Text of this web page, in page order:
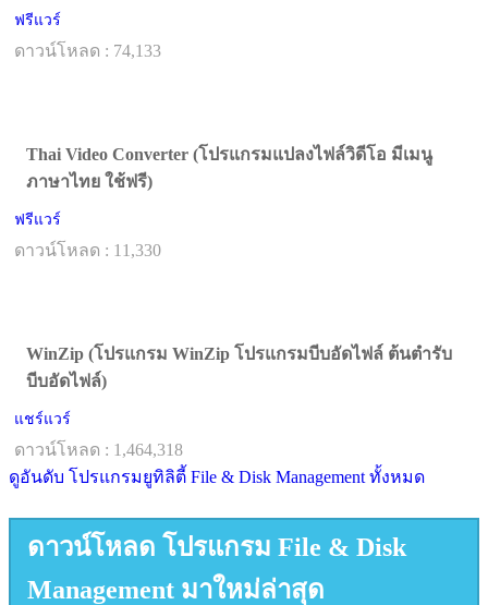
ฟรีแวร์
ดาวน์โหลด : 74,133
Thai Video Converter (โปรแกรมแปลงไฟล์วิดีโอ มีเมนู
ภาษาไทย ใช้ฟรี)
ฟรีแวร์
ดาวน์โหลด : 11,330
WinZip (โปรแกรม WinZip โปรแกรมบีบอัดไฟล์ ต้นตำรับ
บีบอัดไฟล์)
แชร์แวร์
ดาวน์โหลด : 1,464,318
ดูอันดับ โปรแกรมยูทิลิตี้ File & Disk Management ทั้งหมด
ดาวน์โหลด โปรแกรม File & Disk
Management มาใหม่ล่าสุด